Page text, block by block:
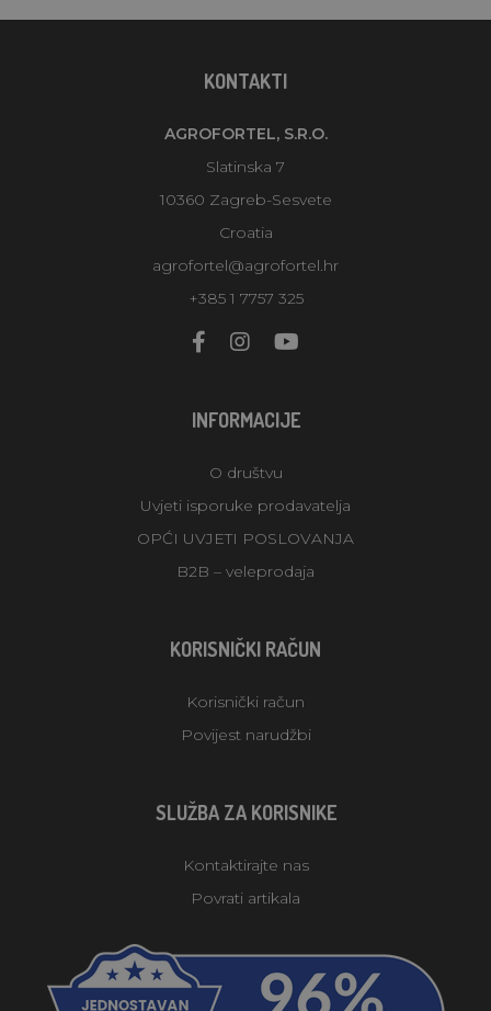
KONTAKTI
AGROFORTEL, S.R.O.
Slatinska 7
10360 Zagreb-Sesvete
Croatia
agrofortel@agrofortel.hr
+385 1 7757 325
INFORMACIJE
O društvu
Uvjeti isporuke prodavatelja
OPĆI UVJETI POSLOVANJA
B2B – veleprodaja
KORISNIČKI RAČUN
Korisnički račun
Povijest narudžbi
SLUŽBA ZA KORISNIKE
Kontaktirajte nas
Povrati artikala